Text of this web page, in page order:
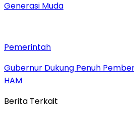
Generasi Muda
Pemerintah
Gubernur Dukung Penuh
HAM
Berita Terkait